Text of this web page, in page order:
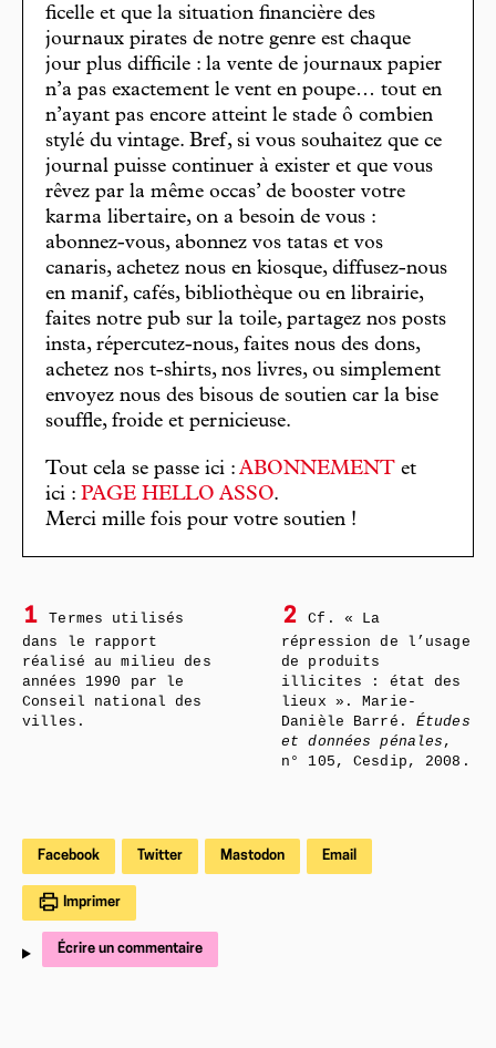
ficelle et que la situation financière des
journaux pirates de notre genre est chaque
jour plus difficile : la vente de journaux papier
n’a pas exactement le vent en poupe… tout en
n’ayant pas encore atteint le stade ô combien
stylé du vintage. Bref, si vous souhaitez que ce
journal puisse continuer à exister et que vous
rêvez par la même occas’ de booster votre
karma libertaire, on a besoin de vous :
abonnez-vous, abonnez vos tatas et vos
canaris, achetez nous en kiosque, diffusez-nous
en manif, cafés, bibliothèque ou en librairie,
faites notre pub sur la toile, partagez nos posts
insta, répercutez-nous, faites nous des dons,
achetez nos t-shirts, nos livres, ou simplement
envoyez nous des bisous de soutien car la bise
souffle, froide et pernicieuse.
Tout cela se passe ici : ABONNEMENT et
ici : PAGE HELLO ASSO.
Merci mille fois pour votre soutien !
1
Termes utilisés
dans le rapport
réalisé au milieu des
années 1990 par le
Conseil national des
villes.
2
Cf. « La
répression de l’usage
de produits
illicites : état des
lieux ». Marie-
Danièle Barré. Études
et données pénales ,
n° 105, Cesdip, 2008.
Facebook Twitter Mastodon Email
Imprimer
Écrire un commentaire